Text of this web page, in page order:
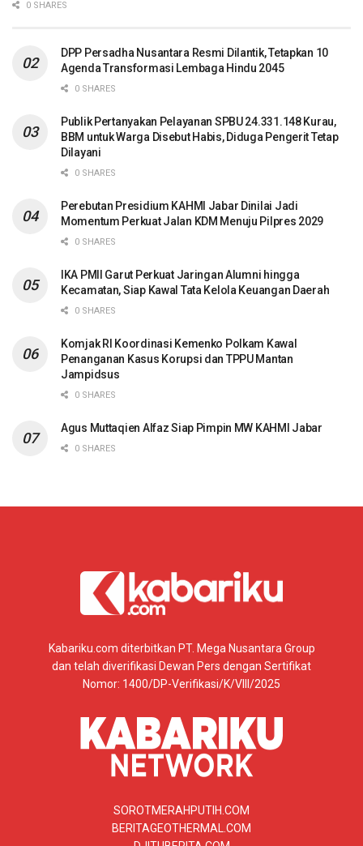
0 SHARES
DPP Persadha Nusantara Resmi Dilantik, Tetapkan 10
Agenda Transformasi Lembaga Hindu 2045
0 SHARES
Publik Pertanyakan Pelayanan SPBU 24.331.148 Kurau,
BBM untuk Warga Disebut Habis, Diduga Pengerit Tetap
Dilayani
0 SHARES
Perebutan Presidium KAHMI Jabar Dinilai Jadi
Momentum Perkuat Jalan KDM Menuju Pilpres 2029
0 SHARES
IKA PMII Garut Perkuat Jaringan Alumni hingga
Kecamatan, Siap Kawal Tata Kelola Keuangan Daerah
0 SHARES
Komjak RI Koordinasi Kemenko Polkam Kawal
Penanganan Kasus Korupsi dan TPPU Mantan
Jampidsus
0 SHARES
Agus Muttaqien Alfaz Siap Pimpin MW KAHMI Jabar
0 SHARES
Kabariku.com diterbitkan PT. Mega Nusantara Group
dan telah diverifikasi Dewan Pers dengan Sertifikat
Nomor: 1400/DP-Verifikasi/K/VIII/2025
SOROTMERAHPUTIH.COM
BERITAGEOTHERMAL.COM